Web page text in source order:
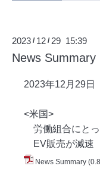
2023 / 12 / 29 15:39
News Summary
2023年12月29日
<米国>
労働組合にと
EV販売が減速
News Summary